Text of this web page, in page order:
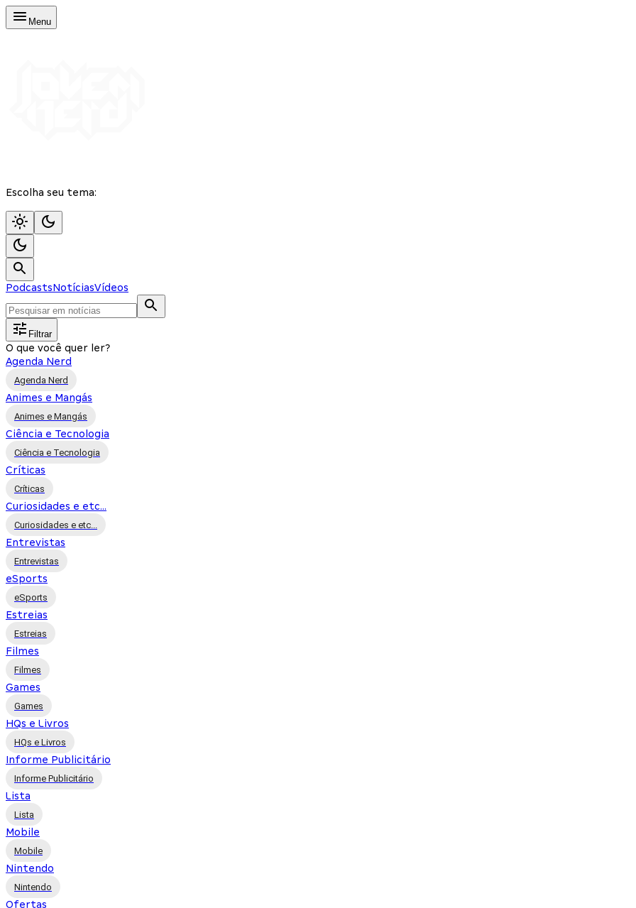
Menu
Escolha seu tema:
PodcastsNotíciasVídeos
Filtrar
O que você quer ler?
Agenda Nerd
Agenda Nerd
Animes e Mangás
Animes e Mangás
Ciência e Tecnologia
Ciência e Tecnologia
Críticas
Críticas
Curiosidades e etc...
Curiosidades e etc...
Entrevistas
Entrevistas
eSports
eSports
Estreias
Estreias
Filmes
Filmes
Games
Games
HQs e Livros
HQs e Livros
Informe Publicitário
Informe Publicitário
Lista
Lista
Mobile
Mobile
Nintendo
Nintendo
Ofertas